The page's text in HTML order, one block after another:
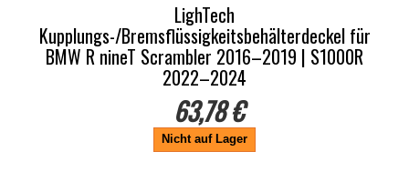
LighTech
Kupplungs-/Bremsflüssigkeitsbehälterdeckel für
BMW R nineT Scrambler 2016–2019 | S1000R
2022–2024
63,78 €
Nicht auf Lager